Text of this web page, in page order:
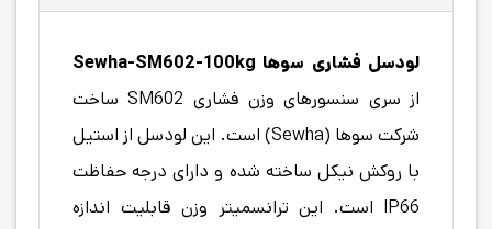
لودسل فشاری سوها Sewha-SM602-100kg
از سری سنسورهای وزن فشاری SM602 ساخت
شرکت سوها (Sewha) است. این لودسل از استیل
با روکش نیکل ساخته شده و دارای درجه حفاظت
IP66 است. این ترانسمیتر وزن قابلیت اندازه